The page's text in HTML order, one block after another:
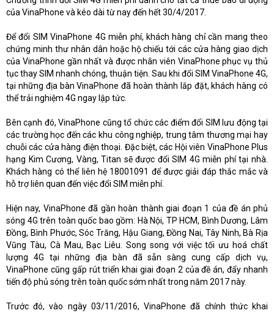
của VinaPhone và kéo dài từ nay đến hết 30/4/2017.
Để đổi SIM VinaPhone 4G miễn phí, khách hàng chỉ cần mang theo
chứng minh thư nhân dân hoặc hộ chiếu tới các cửa hàng giao dịch
của VinaPhone gần nhất và được nhân viên VinaPhone phục vụ thủ
tục thay SIM nhanh chóng, thuận tiện. Sau khi đổi SIM VinaPhone 4G,
tại những địa bàn VinaPhone đã hoàn thành lắp đặt, khách hàng có
thể trải nghiệm 4G ngay lập tức.
Bên cạnh đó, VinaPhone cũng tổ chức các điểm đổi SIM lưu động tại
các trường học đến các khu công nghiệp, trung tâm thương mại hay
chuỗi các cửa hàng điện thoại. Đặc biệt, các Hội viên VinaPhone Plus
hạng Kim Cương, Vàng, Titan sẽ được đổi SIM 4G miễn phí tại nhà.
Khách hàng có thể liên hệ 18001091 để được giải đáp thắc mắc và
hỗ trợ liên quan đến việc đổi SIM miễn phí.
Hiện nay, VinaPhone đã gần hoàn thành giai đoạn 1 của đề án phủ
sóng 4G trên toàn quốc bao gồm: Hà Nội, TP HCM, Bình Dương, Lâm
Đồng, Bình Phước, Sóc Trăng, Hậu Giang, Đồng Nai, Tây Ninh, Bà Rịa
Vũng Tàu, Cà Mau, Bạc Liêu. Song song với việc tối ưu hoá chất
lượng 4G tại những địa bàn đã sẵn sàng cung cấp dịch vụ,
VinaPhone cũng gấp rút triển khai giai đoạn 2 của đề án, đẩy nhanh
tiến độ phủ sóng trên toàn quốc sớm nhất trong năm 2017 này.
Trước đó, vào ngày 03/11/2016, VinaPhone đã chính thức khai